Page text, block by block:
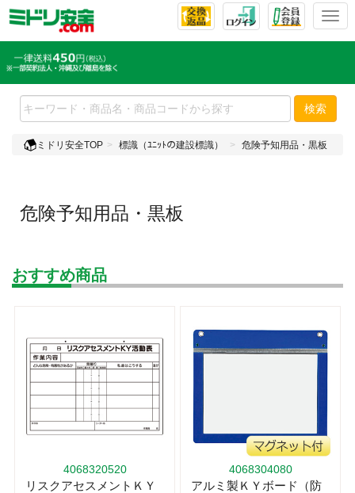
T
l
e
n
検索
ミドリ安全TOP 標識（ﾕﾆｯﾄの建設標識） 危険予知用品・黒板
危険予知用品・黒板
おすすめ商品
4068320520
リスクアセスメントＫＹ
4068304080
アルミ製ＫＹボード（防